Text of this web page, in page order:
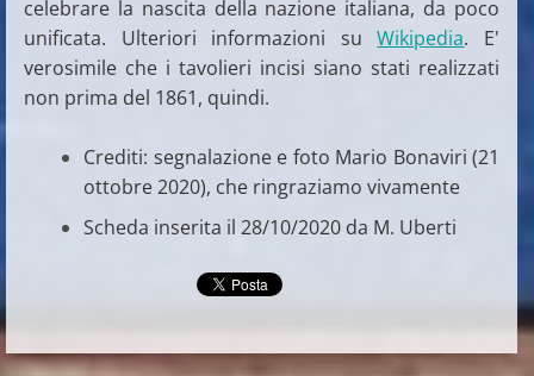
celebrare la nascita della nazione italiana, da poco
unificata. Ulteriori informazioni suWikipedia. E'
verosimile che i tavolieri incisi siano stati realizzati
non prima del 1861, quindi.
Crediti: segnalazione e foto Mario Bonaviri (21
ottobre 2020), che ringraziamo vivamente
Scheda inserita il 28/10/2020 da M. Uberti